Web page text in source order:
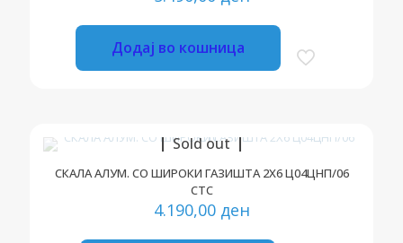
Додај во кошница
Sold out
СКАЛА АЛУМ. СО ШИРОКИ ГАЗИШТА 2Х6 Ц04ЦНП/06
СТС
4.190,00 ден